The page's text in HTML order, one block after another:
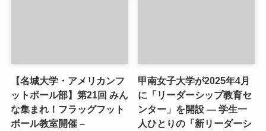
【名城大学・アメリカンフ
ットボール部】第21回 みん
な集まれ！フラッグフット
ボール教室開催 –
甲南女子大学が2025年4月
に「リーダーシップ教育セ
ンター」を開設 ― 学生一
人ひとりの「新リーダーシ